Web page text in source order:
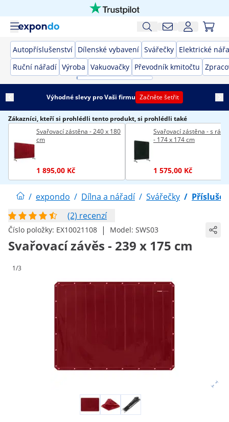
Autopříslušenství Dílenské vybavení Svářečky Elektrické
Ruční nářadí Výroba Vakuovačky Převodník kmitočtu
Výhodné slevy pro Vaši firmu Začněte šetřit
Zákazníci, kteří si prohlédli tento produkt, si prohlédli také
Svařovací zástěna - 240 x 180
cm
1 895,00 Kč
Svařovací zástěna - s
- 174 x 174 cm
1 575,00 Kč
/ expondo / Dílna a nářadí / Svářečky /
(2) recenzí
Číslo položky: EX10021108 | Model: SWS03
Svařovací závěs - 239 x 175 cm
1/3